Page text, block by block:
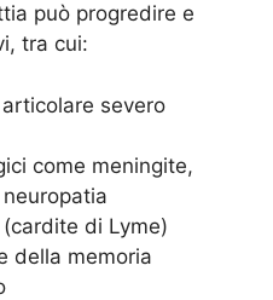
può progredire e
tra cui:
severo
come meningite,
di Lyme)
della memoria